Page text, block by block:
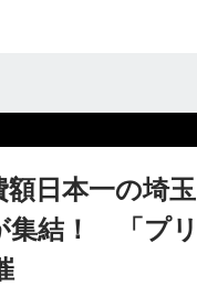
額日本一の埼
集結！ 「プ